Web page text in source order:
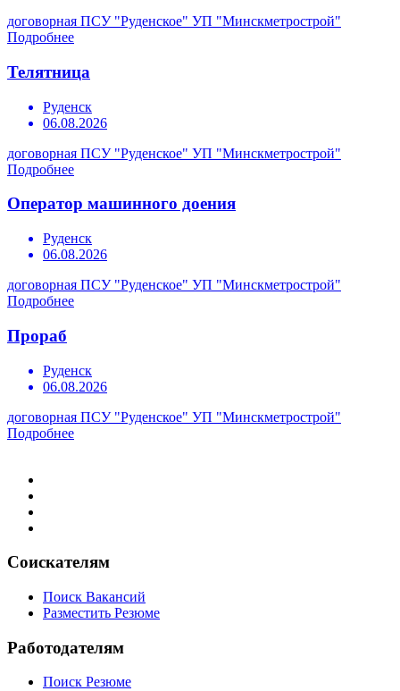
договорная ПСУ "Руденское" УП "Минскметрострой"
Подробнее
Телятница
Руденск
06.08.2026
договорная ПСУ "Руденское" УП "Минскметрострой"
Подробнее
Оператор машинного доения
Руденск
06.08.2026
договорная ПСУ "Руденское" УП "Минскметрострой"
Подробнее
Прораб
Руденск
06.08.2026
договорная ПСУ "Руденское" УП "Минскметрострой"
Подробнее
Соискателям
Поиск Вакансий
Разместить Резюме
Работодателям
Поиск Резюме